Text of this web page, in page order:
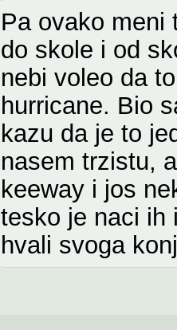
Pa ovako meni
do skole i od
nebi voleo da
hurricane. Bio
kazu da je to
nasem trzistu,
keeway i jos
tesko je naci ih
hvali svoga